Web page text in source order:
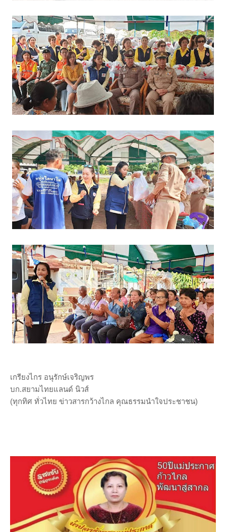
เกรียงไกร อนุรักษ์เจริญพร
บก.สยามไทยแลนด์ นิวส์
(ทุกทิศ ทั่วไทย ข่าวสารกว้างไกล คุณธรรมนำใจประชาชน)